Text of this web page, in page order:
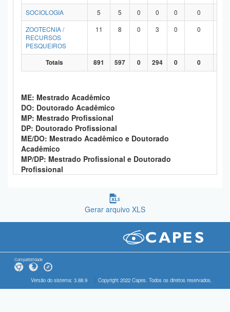
SOCIOLOGIA
5 5 0 0 0 0
ZOOTECNIA /
RECURSOS
PESQUEIROS
11 8 0 3 0 0
Totais 891 597 0 294 0 0
ME: Mestrado Acadêmico
DO: Doutorado Acadêmico
MP: Mestrado Profissional
DP: Doutorado Profissional
ME/DO: Mestrado Acadêmico e Doutorado
Acadêmico
MP/DP: Mestrado Profissional e Doutorado
Profissional
Gerar arquivo XLS
Compatibilidade
Versão do sistema: 3.88.9 Copyright 2022 Capes. Todos os direitos reservados.